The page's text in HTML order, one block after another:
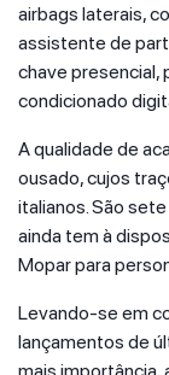
airbags laterais,
assistente de
chave
condicionado
A qualidade de
ousado, cujos
italianos. São
ainda tem à
Mopar para
Levando-se em
lançamentos de
mais importância,